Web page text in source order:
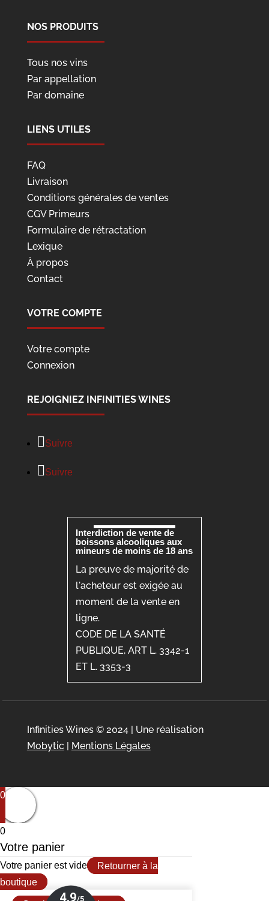
NOS PRODUITS
Tous nos vins
Par appellation
Par domaine
LIENS UTILES
FAQ
Livraison
Conditions générales de ventes
CGV Primeurs
Formulaire de rétractation
Lexique
À propos
Contact
VOTRE COMPTE
Votre compte
Connexion
REJOIGNIEZ INFINITIES WINES
Suivre
Suivre
Interdiction de vente de
boissons alcooliques aux
mineurs de moins de 18 ans
La preuve de majorité de
l'acheteur est exigée au
moment de la vente en
ligne.
CODE DE LA SANTÉ
PUBLIQUE, ART L. 3342-1
ET L. 3353-3
Infinities Wines © 2024 | Une réalisation
Mobytic
Mentions Légales
0
0
Votre panier
Votre panier est vide
Retourner à la
boutique